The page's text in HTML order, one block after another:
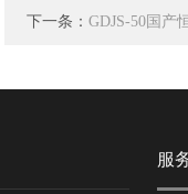
下一条： GDJS-50国产
服